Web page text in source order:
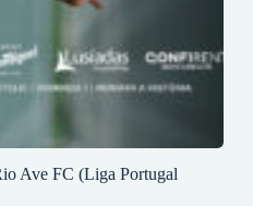
Ave FC (Liga Portugal